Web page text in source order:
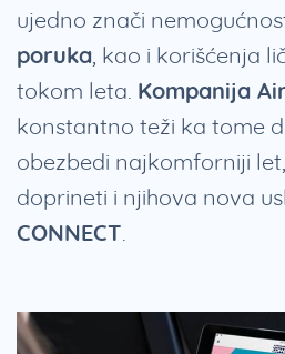
ujedno znači
poruka, kao i korišćenja
tokom leta. Kompanija
konstantno teži ka tome
obezbedi najkomforniji
doprineti i njihova nova
CONNECT.